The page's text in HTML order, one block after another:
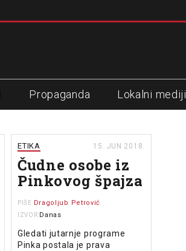
Propaganda Lokalni mediji
ETIKA 15. JUN 2018.
Čudne osobe iz
Pinkovog špajza
PIŠE Dragoljub Petrović
IZVOR Danas
Gledati jutarnje programe
Pinka postala je prava